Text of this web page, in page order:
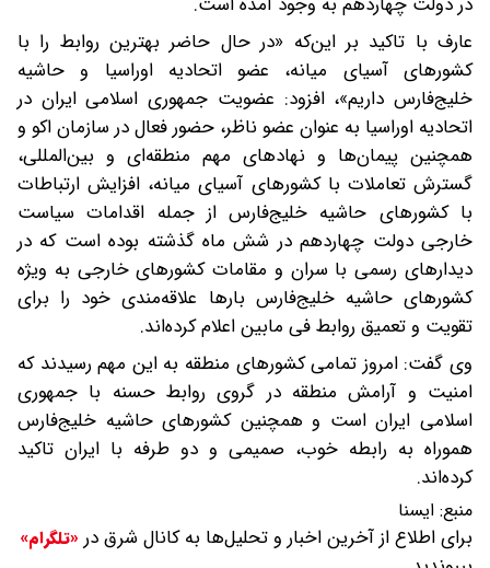
عارف با تاکید بر این‌که «در حال حاضر بهترین روابط را با
کشورهای آسیای میانه، عضو اتحادیه اوراسیا و حاشیه
خلیج‌فارس داریم»، افزود: عضویت جمهوری اسلامی ایران در
اتحادیه اوراسیا به عنوان عضو ناظر، حضور فعال در سازمان اکو و
همچنین پیمان‌ها و نهادهای مهم منطقه‌ای و بین‌المللی،
گسترش تعاملات با کشورهای آسیای میانه، افزایش ارتباطات
با کشورهای حاشیه خلیج‌فارس از جمله اقدامات سیاست
خارجی دولت چهاردهم در شش ماه گذشته بوده است که در
دیدارهای رسمی با سران و مقامات کشورهای خارجی به ویژه
کشورهای حاشیه خلیج‌فارس بارها علاقه‌مندی خود را برای
تقویت و تعمیق روابط فی مابین اعلام کرده‌اند.
وی گفت: امروز تمامی کشورهای منطقه به این مهم رسیدند که
امنیت و آرامش منطقه در گروی روابط حسنه با جمهوری
اسلامی ایران است و همچنین کشورهای حاشیه خلیج‌فارس
هموراه به رابطه خوب، صمیمی و دو طرفه با ایران تاکید
کرده‌اند.
منبع: ایسنا
برای اطلاع از آخرین اخبار و تحلیل‌ها به کانال شرق در «تلگرام»